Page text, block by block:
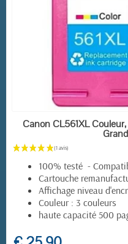
Canon CL561XL
100% testé -
Cartouche
Affichage niveau
Couleur : 3 couleurs
haute capacité 500